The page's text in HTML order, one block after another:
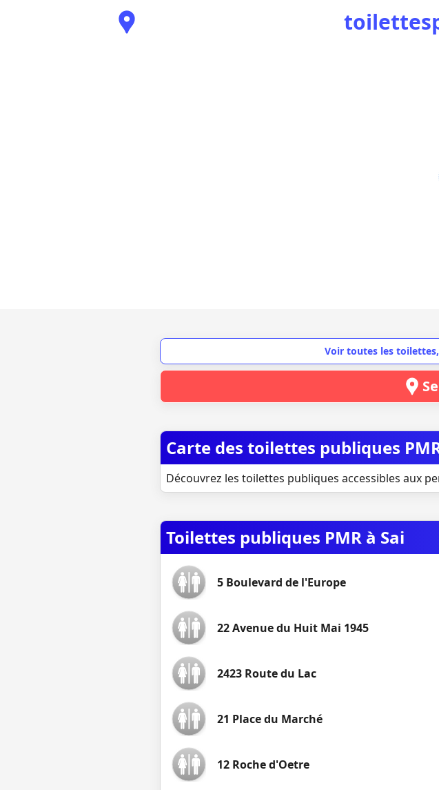
Voir toutes les toilettes,
Carte des toilettes publiques
Découvrez les toilettes publiques accessibles aux
Toilettes publiques PMR à Sai
5 Boulevard de l'Europe
22 Avenue du Huit Mai 1945
2423 Route du Lac
21 Place du Marché
12 Roche d'Oetre